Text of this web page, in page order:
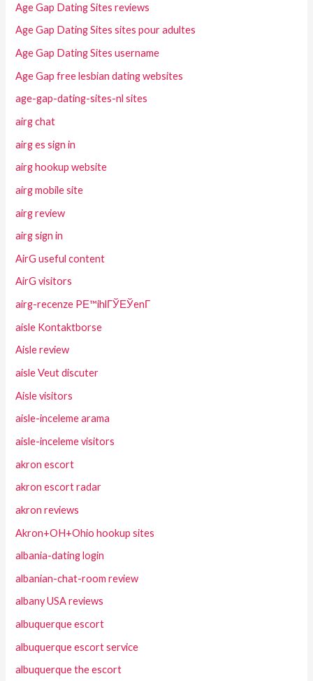
Age Gap Dating Sites reviews
Age Gap Dating Sites sites pour adultes
Age Gap Dating Sites username
Age Gap free lesbian dating websites
age-gap-dating-sites-nl sites
airg chat
airg es sign in
airg hookup website
airg mobile site
airg review
airg sign in
AirG useful content
AirG visitors
airg-recenze PЕ™ihlГЎЕЎenГ­
aisle Kontaktborse
Aisle review
aisle Veut discuter
Aisle visitors
aisle-inceleme arama
aisle-inceleme visitors
akron escort
akron escort radar
akron reviews
Akron+OH+Ohio hookup sites
albania-dating login
albanian-chat-room review
albany USA reviews
albuquerque escort
albuquerque escort service
albuquerque the escort